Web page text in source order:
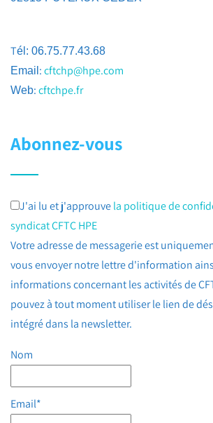
Tél: 06.75.77.43.68
Email :cftchp@hpe.com
Web:cftchpe.fr
Abonnez-vous
J'ai lu et j'approuvela politique de
syndicat CFTC HPE
Votre adresse de messagerie est
vous envoyer notre lettre d'information
informations concernant les activités de
pouvez à tout moment utiliser le lien de
intégré dans la newsletter.
Nom
Email*